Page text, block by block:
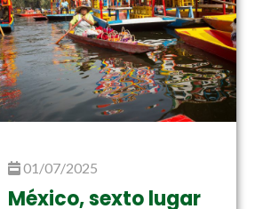
01/07/2025
México, sexto lugar